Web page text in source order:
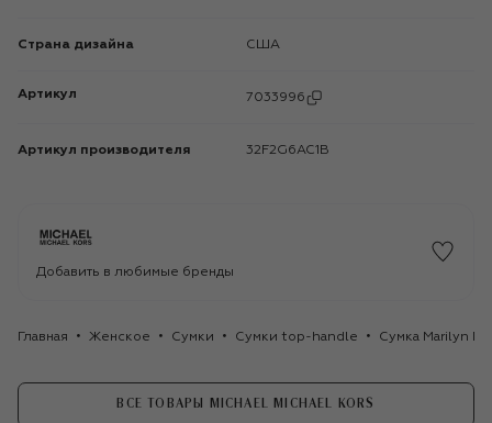
Страна дизайна США
Артикул 7033996
Артикул производителя 32F2G6AC1B
Добавить в любимые бренды
Главная Женское Сумки Сумки top-handle Сумка Marilyn
ВСЕ ТОВАРЫ MICHAEL MICHAEL KORS